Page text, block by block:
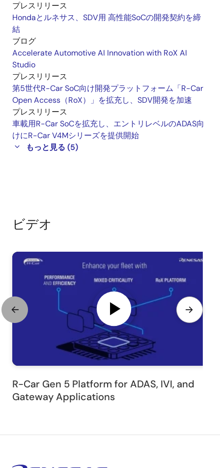
プレスリリース
Hondaとルネサス、SDV用 高性能SoCの開発契約を締
結
ブログ
Accelerate Automotive AI Innovation with RoX AI
Studio
プレスリリース
第5世代R-Car SoC向け開発プラットフォーム「R-Car
Open Access（RoX）」を拡充し、SDV開発を加速
プレスリリース
車載用R-Car SoCを拡充し、エントリレベルのADAS向
けにR-Car V4Mシリーズを提供開始
もっと見る (5)
ビデオ
R-Car Gen 5 Platform for ADAS, IVI, and
Gateway Applications